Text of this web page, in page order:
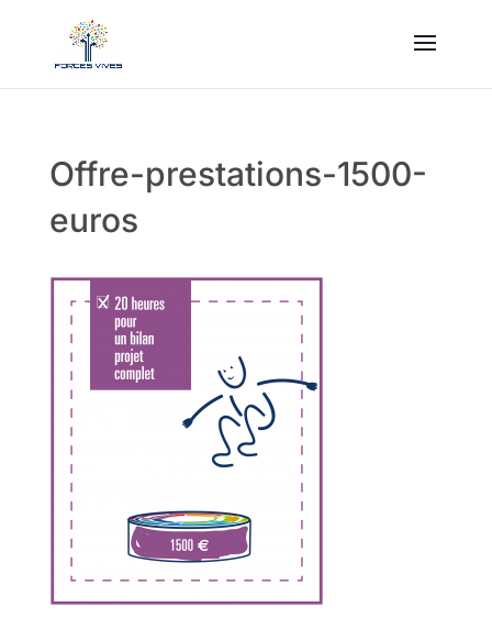
Offre-prestations-1500-
euros